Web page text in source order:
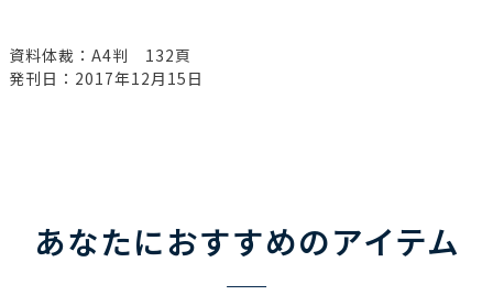
資料体裁：A4判 132頁
発刊日：2017年12月15日
あなたにおすすめのアイテム